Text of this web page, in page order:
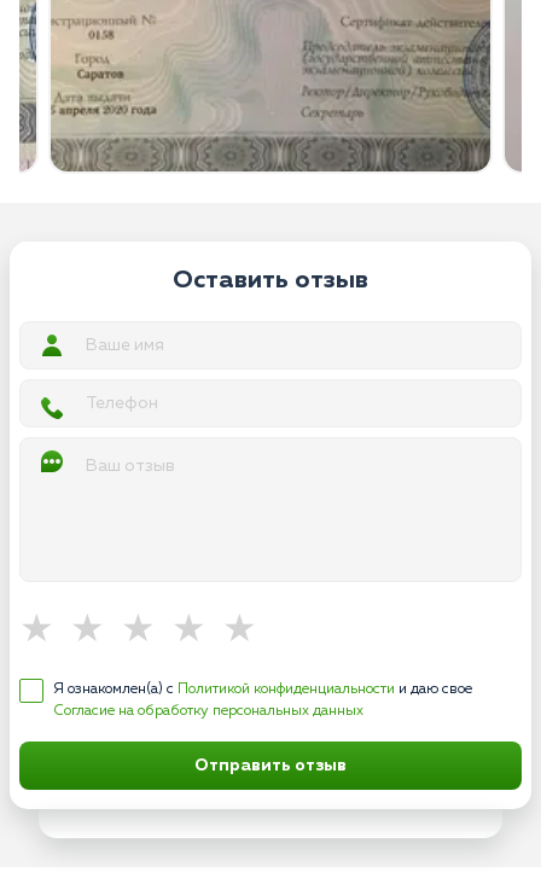
Оставить отзыв
Я ознакомлен(а) с Политикой конфиденциальности и даю свое
Согласие на обработку персональных данных
Отправить отзыв